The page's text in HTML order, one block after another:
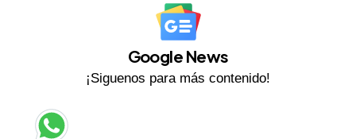
Google News
¡Siguenos para más contenido!